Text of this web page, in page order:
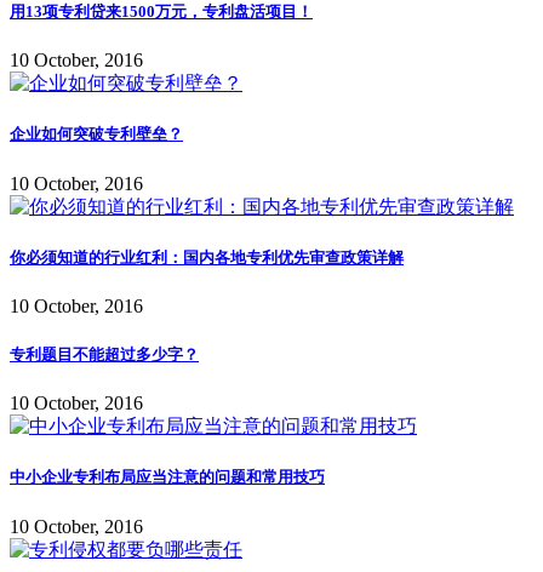
用13项专利贷来1500万元，专利盘活项目！
10 October, 2016
企业如何突破专利壁垒？
10 October, 2016
你必须知道的行业红利：国内各地专利优先审查政策详解
10 October, 2016
专利题目不能超过多少字？
10 October, 2016
中小企业专利布局应当注意的问题和常用技巧
10 October, 2016